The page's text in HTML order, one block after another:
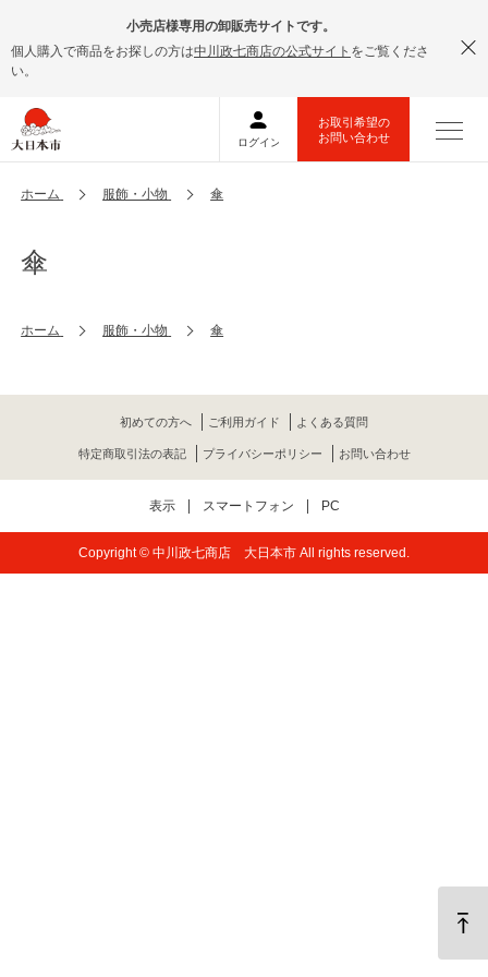
小売店様専用の卸販売サイトです。
個人購入で商品をお探しの方は中川政七商店の公式サイト をご覧くださ
い。
ホーム 服飾・小物 傘
傘
ホーム 服飾・小物 傘
初めての方へ ご利用ガイド よくある質問
特定商取引法の表記 プライバシーポリシー お問い合わせ
表示 スマートフォン PC
Copyright © 中川政七商店 大日本市 All rights reserved.